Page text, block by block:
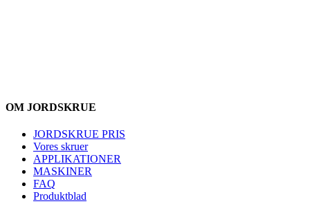
OM JORDSKRUE
JORDSKRUE PRIS
Vores skruer
APPLIKATIONER
MASKINER
FAQ
Produktblad